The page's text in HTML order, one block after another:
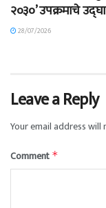
२०३०’ उपक्रमाचे
28/07/2026
Leave a Reply
Your email address
Comment *